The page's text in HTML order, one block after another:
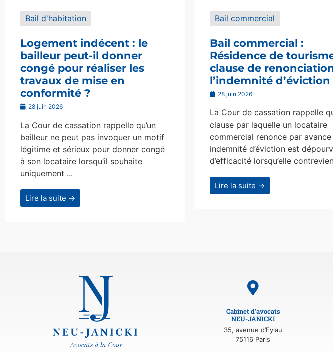
Bail d'habitation
Logement indécent : le
bailleur peut-il donner
congé pour réaliser les
travaux de mise en
conformité ?
28 juin 2026
La Cour de cassation rappelle qu’un
bailleur ne peut pas invoquer un motif
légitime et sérieux pour donner congé
à son locataire lorsqu’il souhaite
uniquement ...
Lire la suite →
Bail commercial
Bail commercial :
Résidence de
clause de
l’indemnité d’éviction
28 juin 2026
La Cour de cassation rappelle
clause par laquelle un locataire
commercial renonce par
indemnité d’éviction est
d’efficacité lorsqu’elle
Lire la suite →
Cabinet d’avocats
NEU-JANICKI
35, avenue d’Eylau
75116 Paris